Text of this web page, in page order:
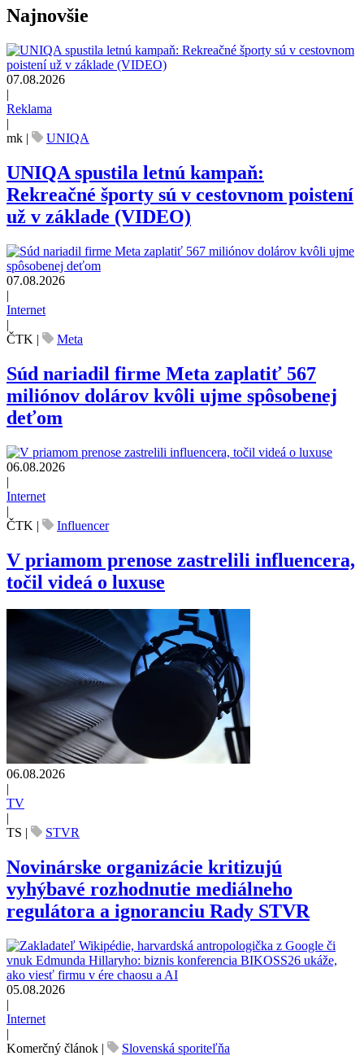
Najnovšie
07.08.2026
|
Reklama
|
mk | UNIQA
UNIQA spustila letnú kampaň:
Rekreačné športy sú v cestovnom poistení
už v základe (VIDEO)
07.08.2026
|
Internet
|
ČTK | Meta
Súd nariadil firme Meta zaplatiť 567
miliónov dolárov kvôli ujme spôsobenej
deťom
06.08.2026
|
Internet
|
ČTK | Influencer
V priamom prenose zastrelili influencera,
točil videá o luxuse
06.08.2026
TV
TS
STVR
Novinárske organizácie kritizujú
vyhýbavé rozhodnutie mediálneho
regulátora a ignoranciu Rady STVR
05.08.2026
|
Internet
|
Komerčný článok | Slovenská sporiteľňa